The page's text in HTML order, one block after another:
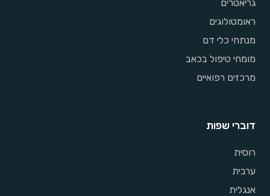
גריאטרים
ראומטולוגים
מנתחי כלי דם
מומחי טיפול בכאב
מרכזים רפואיים
דוברי שפות
רוסית
ערבית
אנגלית